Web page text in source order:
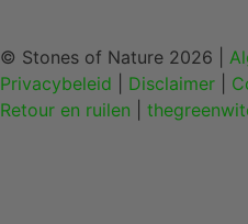
© Stones of Nature 2026 |
Privacybeleid
Disclaimer
Retour en ruilen